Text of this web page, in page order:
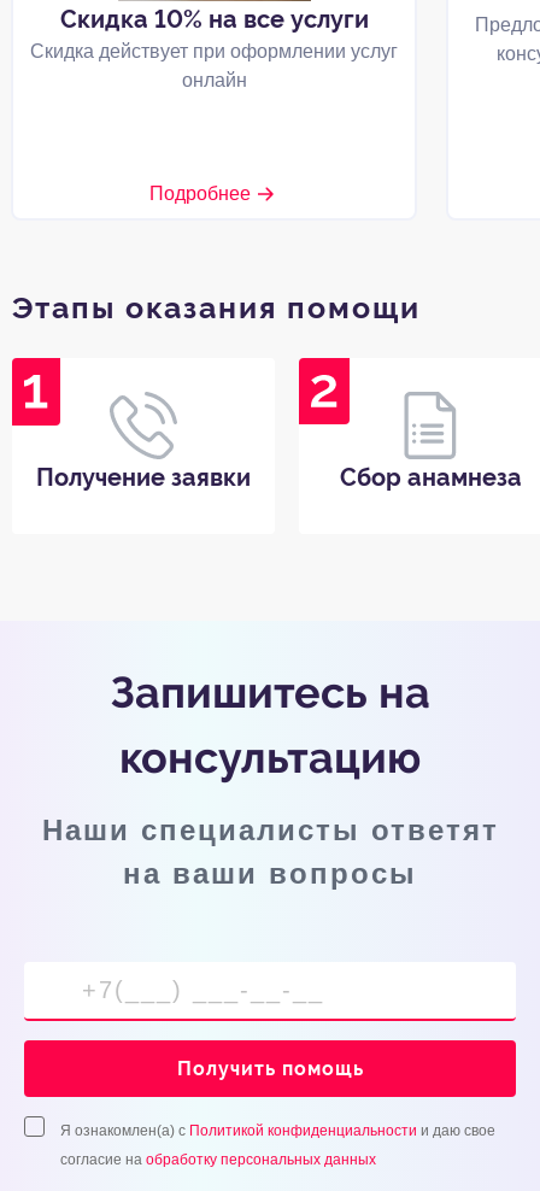
Скидка 10% на все услуги
Скидка действует при оформлении услуг
онлайн
Подробнее
Этапы оказания помощи
Получение заявки Сбор анамнеза
Запишитесь на
консультацию
Наши специалисты ответят
на ваши вопросы
Получить помощь
Я ознакомлен(а) с Политикой конфиденциальности и даю свое
согласие на обработку персональных данных